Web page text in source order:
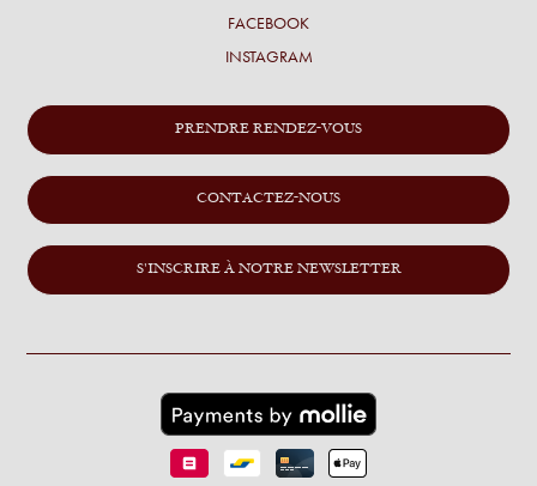
FACEBOOK
INSTAGRAM
PRENDRE RENDEZ-VOUS
CONTACTEZ-NOUS
S'INSCRIRE À NOTRE NEWSLETTER